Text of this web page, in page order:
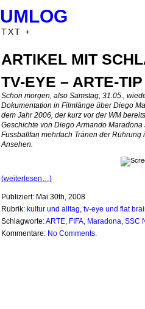
UMLOG
TXT +
ARTIKEL MIT
TV-EYE – ARTE-
Schon morgen, also Samstag, 31.05.,
Dokumentation in Filmlänge über Diego
dem Jahr 2006, der kurz vor der WM
Geschichte von Diego Armando
Fussballfan mehrfach Tränen der
Ansehen.
(weiterlesen…)
Publiziert: Mai 30th, 2008
Rubrik: kultur und alltag, tv-eye und flat
Schlagworte:ARTE, FIFA, Maradona, SSC
Kommentare: No Comments.